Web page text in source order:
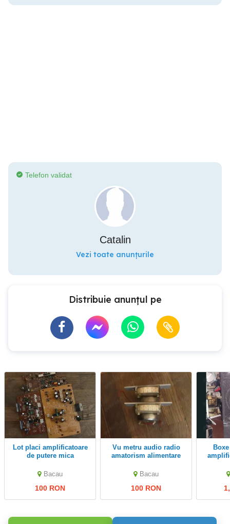
Telefon validat
Catalin
Vezi toate anunțurile
Distribuie anunțul pe
lot placi amplificatoare
de putere mica
Bacau
100 RON
vu metru audio radio
amatorism alimentare
Bacau
100 RON
Boxe Ibiza + statie